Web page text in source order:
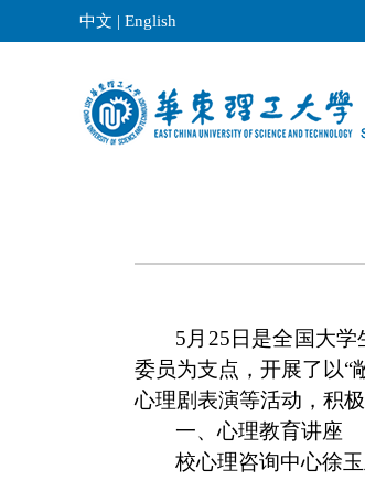
中文 | English
5 月 25 日是全国大
委员为支点，开展了以“
心理剧表演等活动，积
一、心理教育讲座
校心理咨询中心徐